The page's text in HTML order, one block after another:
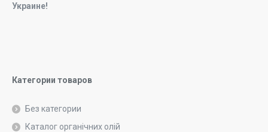
Украине!
Категории товаров
Без категории
Каталог органічних олій